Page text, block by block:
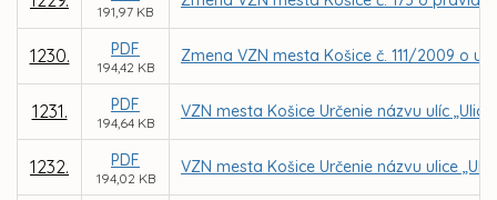
191,97 KB
1230. PDF
194,42 KB
Zmena VZN mesta Košice č. 111/2009 o
1231. PDF
194,64 KB
VZN mesta Košice Určenie názvu ulíc
1232. PDF
194,02 KB
VZN mesta Košice Určenie názvu ulice